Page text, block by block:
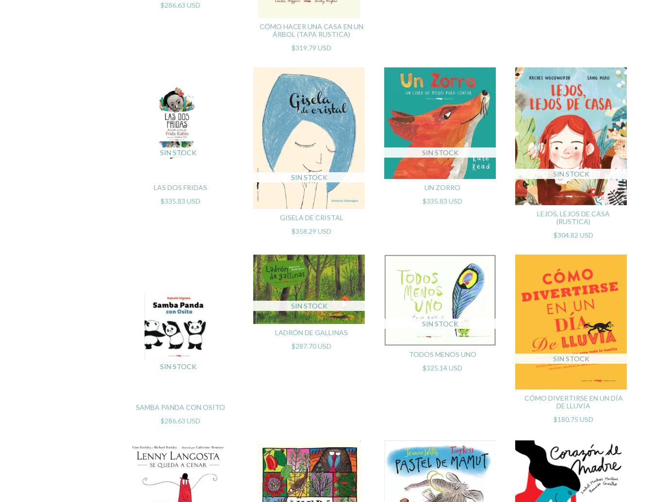
$286.63 USD
CÓMO HACER UNA CASA EN UN
ÁRBOL (TAPA RUSTICA)
$319.79 USD
SIN STOCK
LAS DOS FRIDAS
$335.83 USD
SIN STOCK
GISELA DE CRISTAL
$358.29 USD
SIN STOCK
UN ZORRO
$335.83 USD
SIN STOCK
LEJOS, LEJOS DE CASA
(RUSTICA)
$304.82 USD
SIN STOCK
SAMBA PANDA CON OSITO
$286.63 USD
SIN STOCK
LADRÓN DE GALLINAS
$287.70 USD
SIN STOCK
TODOS MENOS UNO
$325.14 USD
SIN STOCK
CÓMO DIVERTIRSE EN UN DÍA
DE LLUVIA
$180.75 USD